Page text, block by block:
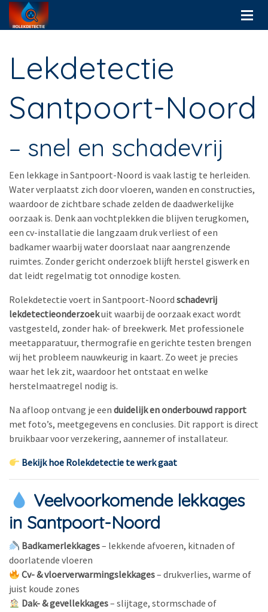
Lekdetectie
Santpoort-Noord
– snel en schadevrij
Een lekkage in Santpoort-Noord is vaak lastig te herleiden.
Water verplaatst zich door vloeren, wanden en constructies,
waardoor de zichtbare schade zelden de daadwerkelijke
oorzaak is. Denk aan vochtplekken die blijven terugkomen,
een cv-installatie die langzaam druk verliest of een
badkamer waarbij water doorslaat naar aangrenzende
ruimtes. Zonder gericht onderzoek blijft herstel giswerk en
dat leidt regelmatig tot onnodige kosten.
Rolekdetectie voert in Santpoort-Noord schadevrij
lekdetectieonderzoekuit waarbij de oorzaak exact wordt
vastgesteld, zonder hak- of breekwerk. Met professionele
meetapparatuur, thermografie en gerichte testen brengen
wij het probleem nauwkeurig in kaart. Zo weet je precies
waar het lek zit, waardoor het ontstaat en welke
herstelmaatregel nodig is.
Na afloop ontvang je een duidelijk en onderbouwd rapport
met foto’s, meetgegevens en conclusies. Dit rapport is direct
bruikbaar voor verzekering, aannemer of installateur.
Bekijk hoe Rolekdetectie te werk gaat
Veelvoorkomende lekkages
in Santpoort-Noord
Badkamerlekkages– lekkende afvoeren, kitnaden of
doorlatende vloeren
Cv- & vloerverwarmingslekkages– drukverlies, warme of
juist koude zones
Dak- & gevellekkages– slijtage, stormschade of